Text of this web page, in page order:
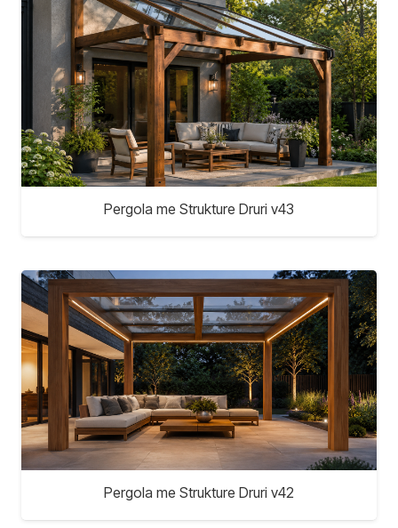
Pergola me Strukture Druri v43
Pergola me Strukture Druri v42